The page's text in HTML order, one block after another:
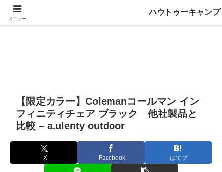
【限定カラー】Colemanコールマン イン
フィニティチェア ブラック 他社製品と
比較 – a.ulenty outdoor
X Facebook はてブ
メニュー
ハウトゥーキャンプ